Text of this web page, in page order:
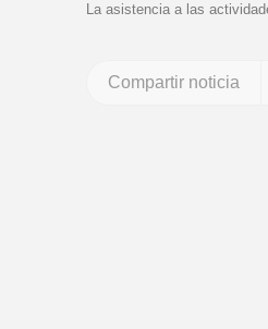
La asistencia a las
Compartir noticia